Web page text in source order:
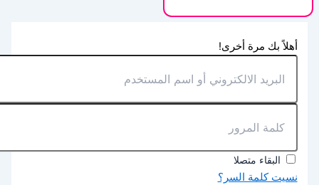
أهلاً بك مرة أخرى!
البقاء متصلا
نسيت كلمة السر؟